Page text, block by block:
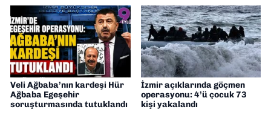
Veli Ağbaba’nın kardeşi Hür
Ağbaba Egeşehir
soruşturmasında tutuklandı
İzmir açıklarında göçmen
operasyonu: 4’ü çocuk 73
kişi yakalandı